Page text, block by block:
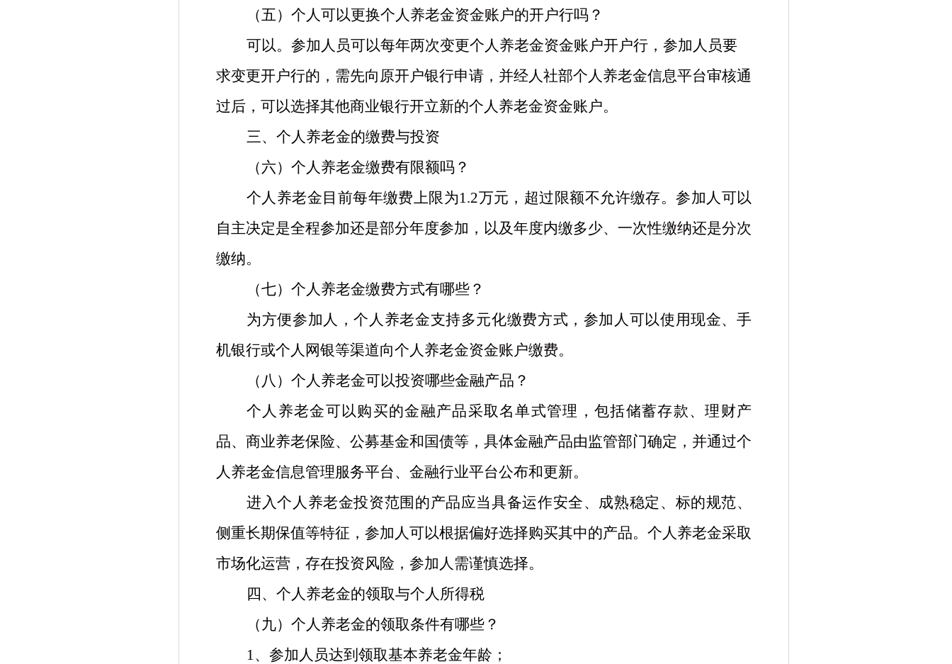
（五）个人可以更换个人养老金资金账户的开户行吗？
可以。参加人员可以每年两次变更个人养老金资金账户开户行，参加人员要
求变更开户行的，需先向原开户银行申请，并经人社部个人养老金信息平台审核通
过后，可以选择其他商业银行开立新的个人养老金资金账户。
三、个人养老金的缴费与投资
（六）个人养老金缴费有限额吗？
个人养老金目前每年缴费上限为1.2万元，超过限额不允许缴存。参加人可以
自主决定是全程参加还是部分年度参加，以及年度内缴多少、一次性缴纳还是分次
缴纳。
（七）个人养老金缴费方式有哪些？
为方便参加人，个人养老金支持多元化缴费方式，参加人可以使用现金、手
机银行或个人网银等渠道向个人养老金资金账户缴费。
（八）个人养老金可以投资哪些金融产品？
个人养老金可以购买的金融产品采取名单式管理，包括储蓄存款、理财产
品、商业养老保险、公募基金和国债等，具体金融产品由监管部门确定，并通过个
人养老金信息管理服务平台、金融行业平台公布和更新。
进入个人养老金投资范围的产品应当具备运作安全、成熟稳定、标的规范、
侧重长期保值等特征，参加人可以根据偏好选择购买其中的产品。个人养老金采取
市场化运营，存在投资风险，参加人需谨慎选择。
四、个人养老金的领取与个人所得税
（九）个人养老金的领取条件有哪些？
1、参加人员达到领取基本养老金年龄；